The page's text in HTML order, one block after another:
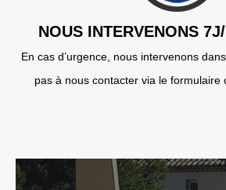
NOUS INTERVENONS
En cas d’urgence, nous intervenons
pas à nous contacter via le formulaire